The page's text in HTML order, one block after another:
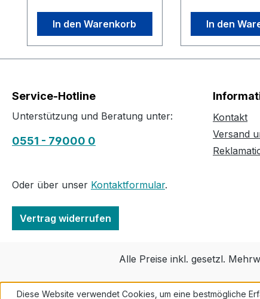
In den Warenkorb In den
Service-Hotline
Unterstützung und Beratung unter:
0551 - 79000 0
Oder über unser Kontaktformular.
Vertrag widerrufen
Kontakt
Versand
Alle Preise inkl. gesetzl.
Diese Website verwendet Cookies, um eine bestmögliche